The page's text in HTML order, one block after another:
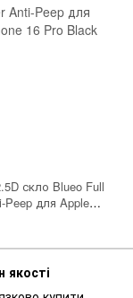
скло Blueo Full
Peep для Apple
17/16 Pro
якості